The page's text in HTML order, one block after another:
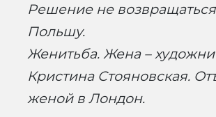
Решение не
Польшу.
Женитьба. Жена –
Кристина Стояновская.
женой в Лондон.